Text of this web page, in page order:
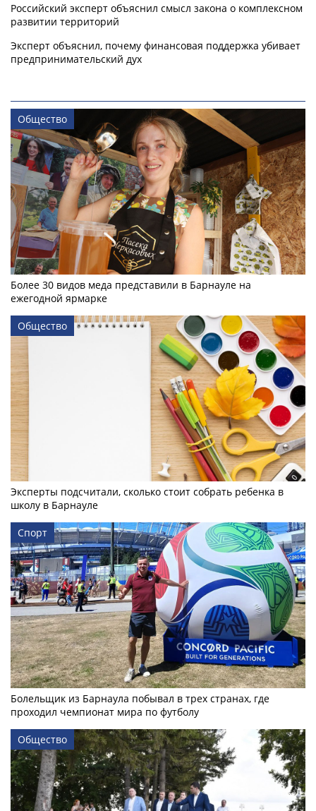
Российский эксперт объяснил смысл закона о комплексном
развитии территорий
Эксперт объяснил, почему финансовая поддержка убивает
предпринимательский дух
Общество
Более 30 видов меда представили в Барнауле на
ежегодной ярмарке
Общество
Эксперты подсчитали, сколько стоит собрать ребенка в
школу в Барнауле
Спорт
Болельщик из Барнаула побывал в трех странах, где
проходил чемпионат мира по футболу
Общество